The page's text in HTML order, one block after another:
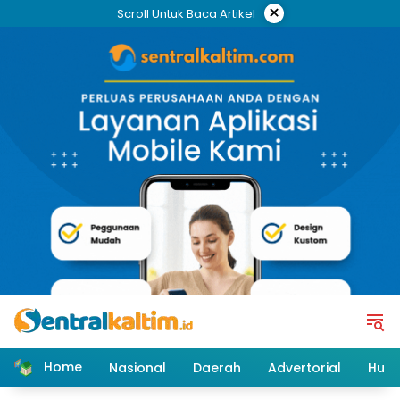
Scroll Untuk Baca Artikel ×
Home Nasional Daerah Advertorial